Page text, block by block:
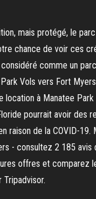
mais protégé, le
chance de voir ces
comme un
Vols vers Fort
location à Manatee
pourrait avoir des
raison de la COVID-19.
- consultez 2 185 avis
offres et comparez
Tripadvisor.